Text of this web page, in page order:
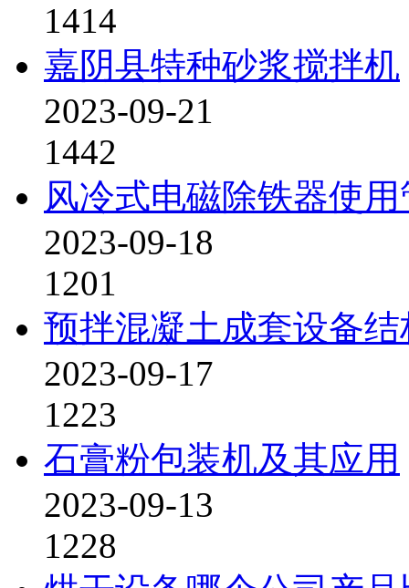
1414
嘉阴县特种砂浆搅拌机
2023-09-21
1442
风冷式电磁除铁器使
2023-09-18
1201
预拌混凝土成套设备
2023-09-17
1223
石膏粉包装机及其应用
2023-09-13
1228